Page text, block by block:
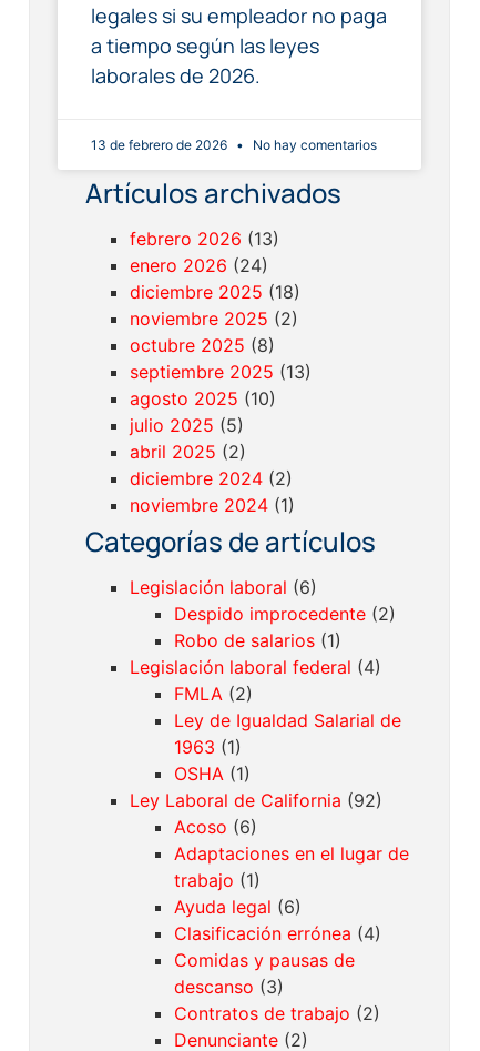
legales si su empleador no paga
a tiempo según las leyes
laborales de 2026.
13 de febrero de 2026 No hay comentarios
Artículos archivados
febrero 2026 (13)
enero 2026 (24)
diciembre 2025 (18)
noviembre 2025 (2)
octubre 2025 (8)
septiembre 2025 (13)
agosto 2025 (10)
julio 2025 (5)
abril 2025 (2)
diciembre 2024(2)
noviembre 2024(1)
Categorías de artículos
Legislación laboral (6)
Despido improcedente(2)
Robo de salarios(1)
Legislación laboral federal (4)
FMLA (2)
Ley de Igualdad Salarial de
1963 (1)
OSHA (1)
Ley Laboral de California (92)
Acoso (6)
Adaptaciones en el lugar de
trabajo (1)
Ayuda legal (6)
Clasificación errónea (4)
Comidas y pausas de
descanso (3)
Contratos de trabajo (2)
Denunciante(2)